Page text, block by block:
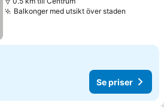
Balkonger med utsikt över staden
Se priser